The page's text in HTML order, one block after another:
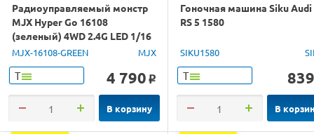
Радиоуправляемый монстр
MJX Hyper Go 16108
(зеленый) 4WD 2.4G LED 1/16
RTR
MJX-16108-GREEN MJX
Т 4 790 o
В корзину
Гоночная машина Siku Audi
RS 5 1580
SIKU1580
Т 839
В